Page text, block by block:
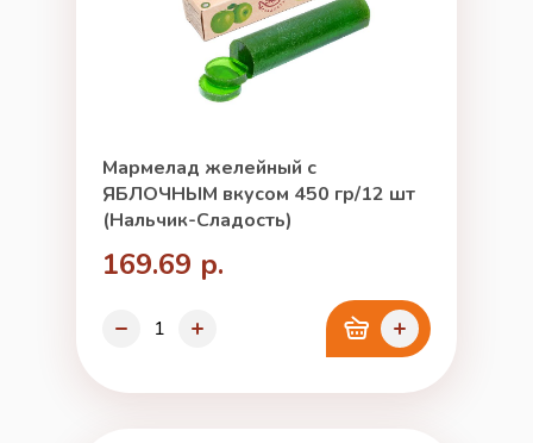
Мармелад желейный с
ЯБЛОЧНЫМ вкусом 450 гр/12 шт
(Нальчик-Сладость)
169.69 р.